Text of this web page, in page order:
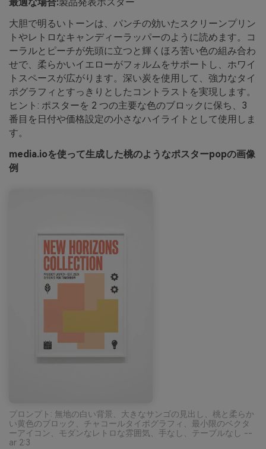
大胆で明るいトーンは、パンチの効いたスクリーンプリン
トやレトロなキャンディーラッパーのように読めます。コ
ーラルとピーチが先頭に立つと輝くほろ苦い色の組み合わ
せで、柔らかいイエローがフォルムをサポートし、ホワイ
トスペースが広がります。深い炭を使用して、強力なタイ
ポグラフィとすっきりとしたコントラストを実現します。
ヒント: ポスターを 2 つの主要な色のブロックに保ち、3
番目を日付や価格設定の小さなハイライトとして使用しま
す。
media.ioを使って生成した桃のようなポスターpopの画像
例
プロンプト: 無地の白い背景、大きなサンゴの見出し、桃と柔らか
い黄色のブロック、チャコールタイポグラフィ、最小限のベクタ
ーアイコン、モダンなレトロな雰囲気、手なし、テーブルなし --
ar 2:3